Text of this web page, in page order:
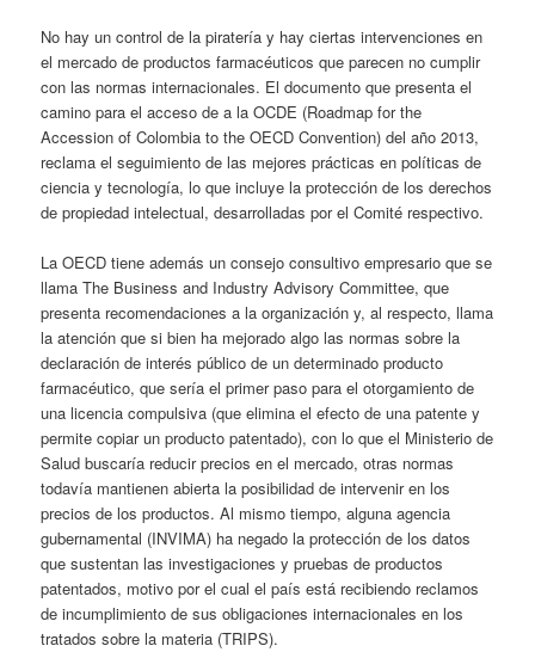
No hay un control de la piratería y hay ciertas intervenciones en
el mercado de productos farmacéuticos que parecen no cumplir
con las normas internacionales. El documento que presenta el
camino para el acceso de a la OCDE (Roadmap for the
Accession of Colombia to the OECD Convention) del año 2013,
reclama el seguimiento de las mejores prácticas en políticas de
ciencia y tecnología, lo que incluye la protección de los derechos
de propiedad intelectual, desarrolladas por el Comité respectivo.
La OECD tiene además un consejo consultivo empresario que se
llama The Business and Industry Advisory Committee, que
presenta recomendaciones a la organización y, al respecto, llama
la atención que si bien ha mejorado algo las normas sobre la
declaración de interés público de un determinado producto
farmacéutico, que sería el primer paso para el otorgamiento de
una licencia compulsiva (que elimina el efecto de una patente y
permite copiar un producto patentado), con lo que el Ministerio de
Salud buscaría reducir precios en el mercado, otras normas
todavía mantienen abierta la posibilidad de intervenir en los
precios de los productos. Al mismo tiempo, alguna agencia
gubernamental (INVIMA) ha negado la protección de los datos
que sustentan las investigaciones y pruebas de productos
patentados, motivo por el cual el país está recibiendo reclamos
de incumplimiento de sus obligaciones internacionales en los
tratados sobre la materia (TRIPS).